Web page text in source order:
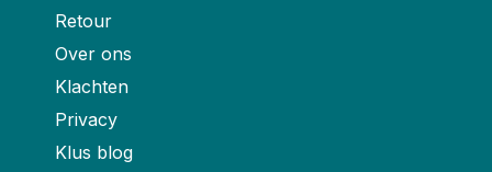
Retour
Over ons
Klachten
Privacy
Klus blog